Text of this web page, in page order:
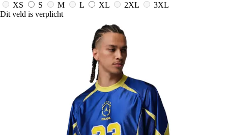
XS
S M L XL 2XL
3XL
Dit veld is verplicht